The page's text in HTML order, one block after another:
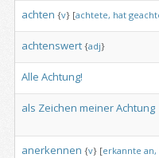
achten {v} [achtete, hat
achtenswert {adj}
Alle Achtung!
als Zeichen meinerAchtung
anerkennen {v} [erkannte an,